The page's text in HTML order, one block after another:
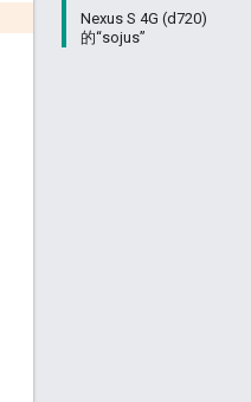
Nexus S 4G (d720)
的“sojus”